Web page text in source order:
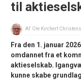
til
Af: Ole Kirchert
Fra den 1. januar
omdannet fra et
aktieselskab.
kunne skabe